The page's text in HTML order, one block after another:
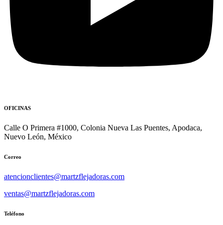
OFICINAS
Calle O Primera #1000, Colonia Nueva Las Puentes, Apodaca,
Nuevo León, México
Correo
atencionclientes@martzflejadoras.com
ventas@martzflejadoras.com
Teléfono